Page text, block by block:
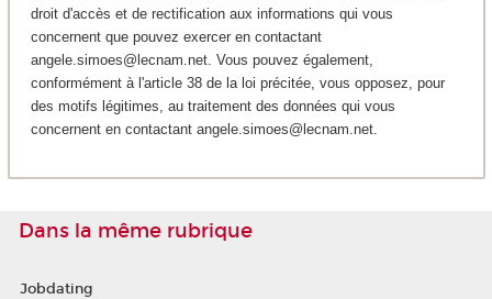
droit d'accès et de rectification aux informations qui vous
concernent que pouvez exercer en contactant
angele.simoes@lecnam.net. Vous pouvez également,
conformément à l'article 38 de la loi précitée, vous opposez, pour
des motifs légitimes, au traitement des données qui vous
concernent en contactant angele.simoes@lecnam.net.
Dans la même rubrique
Jobdating